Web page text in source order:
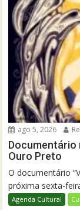
ago 5, 2026
Documentário
Ouro Preto
O documentário
próxima sexta-
Agenda Cultural